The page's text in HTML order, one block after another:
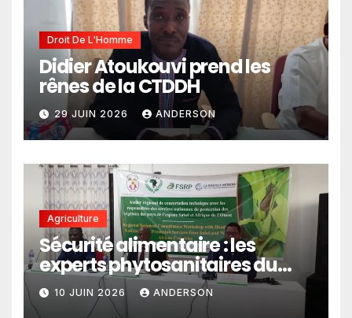
Droit De L'Homme
Didier Atoukouvi prend les
rênes de la CTDDH
29 JUIN 2026 ANDERSON
Agriculture
Sécurité alimentaire : les
experts phytosanitaires du
Sahel et d’Afrique de l’Ouest
en conclave à Lomé
10 JUIN 2026 ANDERSON